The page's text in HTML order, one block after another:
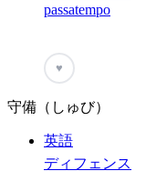
passatempo
♥
守備（しゅび）
英語
ディフェンス